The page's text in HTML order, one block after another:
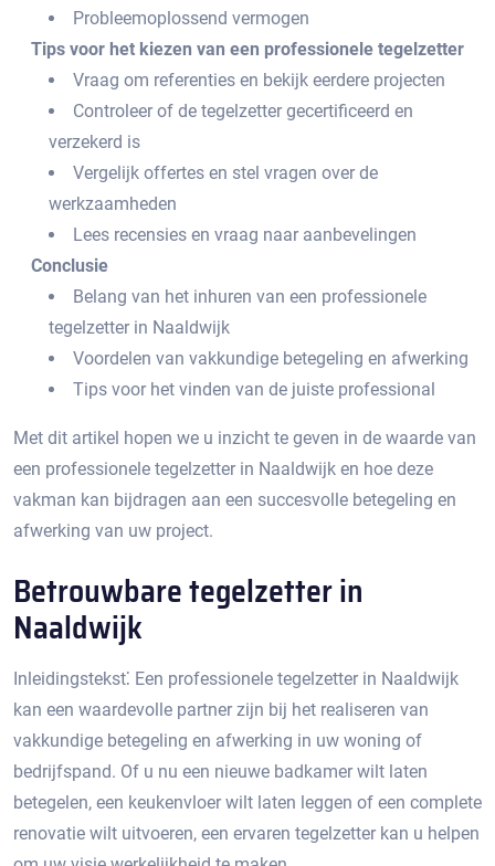
Probleemoplossend vermogen
Tips voor het kiezen van een professionele tegelzetter
Vraag om referenties en bekijk eerdere projecten
Controleer of de tegelzetter gecertificeerd en
verzekerd is
Vergelijk offertes en stel vragen over de
werkzaamheden
Lees recensies en vraag naar aanbevelingen
Conclusie
Belang van het inhuren van een professionele
tegelzetter in Naaldwijk
Voordelen van vakkundige betegeling en afwerking
Tips voor het vinden van de juiste professional
Met dit artikel hopen we u inzicht te geven in de waarde van
een professionele tegelzetter in Naaldwijk en hoe deze
vakman kan bijdragen aan een succesvolle betegeling en
afwerking van uw project.​
Betrouwbare tegelzetter in
Naaldwijk
Inleidingstekst⁚ Een professionele tegelzetter in Naaldwijk
kan een waardevolle partner zijn bij het realiseren van
vakkundige betegeling en afwerking in uw woning of
bedrijfspand.​ Of u nu een nieuwe badkamer wilt laten
betegelen, een keukenvloer wilt laten leggen of een complete
renovatie wilt uitvoeren, een ervaren tegelzetter kan u helpen